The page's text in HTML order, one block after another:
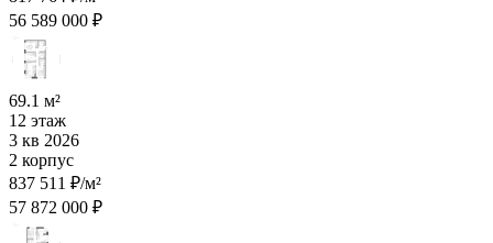
56 589 000 ₽
69.1 м²
12 этаж
3 кв 2026
2 корпус
837 511 ₽/м²
57 872 000 ₽